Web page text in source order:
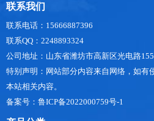
联系我们
联系电话：15666887396
联系QQ：2248893324
公司地址：山东省潍坊市高新区光电路
特别声明：网站部分内容来自网络，如有
本站相关内容。
备案号：鲁ICP备2022000759号-1